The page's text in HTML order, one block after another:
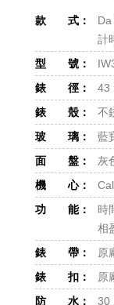
款 式：
計
型 號：
錶 徑：
43
錶 殼：
不
玻 璃：
藍
面 盤：
灰
機 心：
功 能：
時
相
錶 帶：
原
錶 扣：
原
防 水：
30